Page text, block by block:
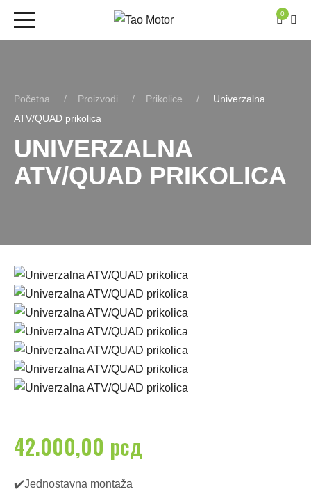
0
Početna Proizvodi Prikolice
Univerzalna
ATV/QUAD prikolica
UNIVERZALNA
ATV/QUAD PRIKOLICA
42.000,00 рсд
✔️Jednostavna montaža